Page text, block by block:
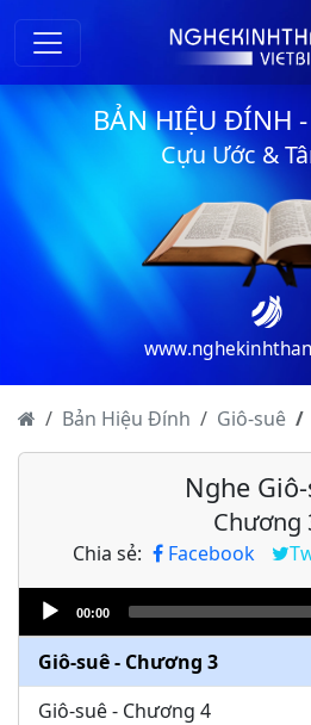
BẢN HIỆU ĐÍNH
Cựu Ước &
Bản Hiệu Đính Giô-suê
Nghe
Chương
Chia sẻ: Facebook
Audio
Player
00:00
Giô-suê - Chương 1
Giô-suê - Chương 2
Giô-suê - Chương 3
Giô-suê - Chương 4